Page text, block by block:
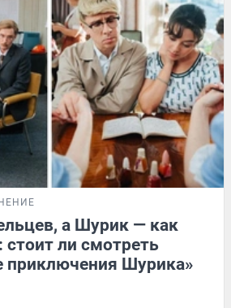
а Шурик — как
ли смотреть
приключения Шурика»